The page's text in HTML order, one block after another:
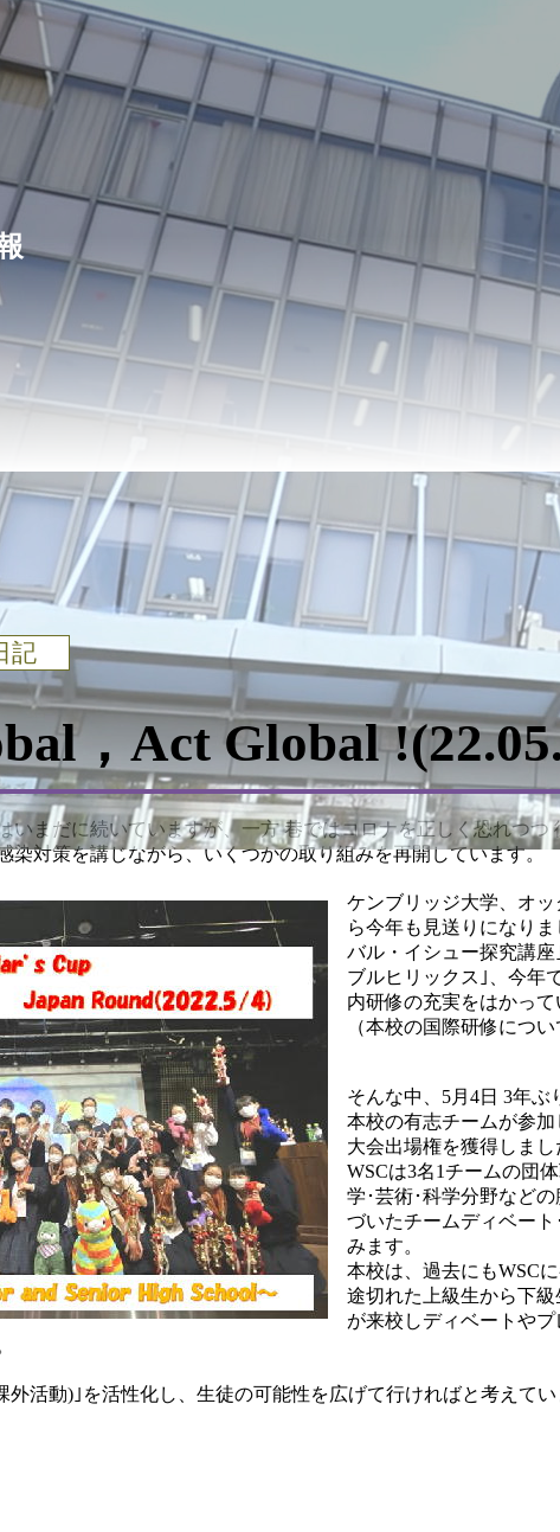
記
，Act Global
いまだに続いていますが、一方 巷ではコロナを正しく恐れつ
染対策を講じながら、いくつかの取り組みを再開しています。
ケンブリッジ大学、オ
ら今年も見送りになり
バル・イシュー探究講
ブルヒリックス｣、今年
内研修の充実をはかって
（本校の国際研修につ
そんな中、5月4日 3年ぶ
本校の有志チームが参加
大会出場権を獲得しまし
WSCは3名1チームの団
学･芸術･科学分野など
づいたチームディベー
みます。
本校は、過去にもWSC
途切れた上級生から下
が来校しディベートや
活動)｣を活性化し、生徒の可能性を広げて行ければと考えてい